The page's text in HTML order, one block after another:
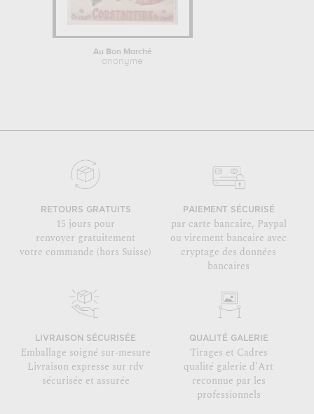
Au Bon Marché
anonyme
RETOURS GRATUITS
15 jours pour
renvoyer gratuitement
votre commande (hors Suisse)
PAIEMENT SÉCURISÉ
par carte bancaire, Paypal
ou virement bancaire avec
cryptage des données
bancaires
LIVRAISON SÉCURISÉE
Emballage soigné sur-mesure
Livraison expresse sur rdv
sécurisée et assurée
QUALITÉ GALERIE
Tirages et Cadres
qualité galerie d'Art
reconnue par les
professionnels